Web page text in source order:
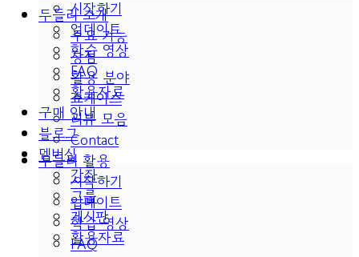
시작하기
업데이트
학습 영상
FAQ
활용자료
구매 안내
블로그
멤버십
강좌
그룹
게시판
활용자료
두들리 소개
주요 기능
장점
활용 분야
쇼케이스
리뷰 모음
Contact
두들리 활용
시작하기
업데이트
학습 영상
FAQ